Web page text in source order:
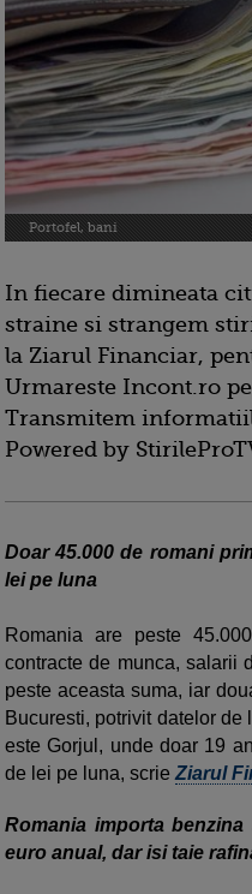
Portofel, bani
In fiecare dimineata
straine si strangem
la Ziarul Financiar,
Urmareste Incont.ro
Transmitem
Powered by
Doar 45.000 de romani
lei pe luna
Romania are peste
contracte de munca, salarii
peste aceasta suma, iar
Bucuresti, potrivit datelor
este Gorjul, unde doar 19
de lei pe luna, scrie Ziarul
Romania importa
euro anual, dar isi taie